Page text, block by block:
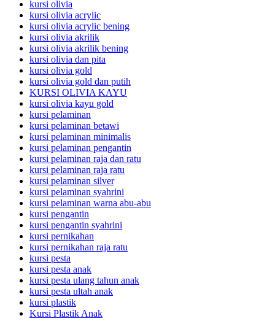
kursi olivia
kursi olivia acrylic
kursi olivia acrylic bening
kursi olivia akrilik
kursi olivia akrilik bening
kursi olivia dan pita
kursi olivia gold
kursi olivia gold dan putih
KURSI OLIVIA KAYU
kursi olivia kayu gold
kursi pelaminan
kursi pelaminan betawi
kursi pelaminan minimalis
kursi pelaminan pengantin
kursi pelaminan raja dan ratu
kursi pelaminan raja ratu
kursi pelaminan silver
kursi pelaminan syahrini
kursi pelaminan warna abu-abu
kursi pengantin
kursi pengantin syahrini
kursi pernikahan
kursi pernikahan raja ratu
kursi pesta
kursi pesta anak
kursi pesta ulang tahun anak
kursi pesta ultah anak
kursi plastik
Kursi Plastik Anak